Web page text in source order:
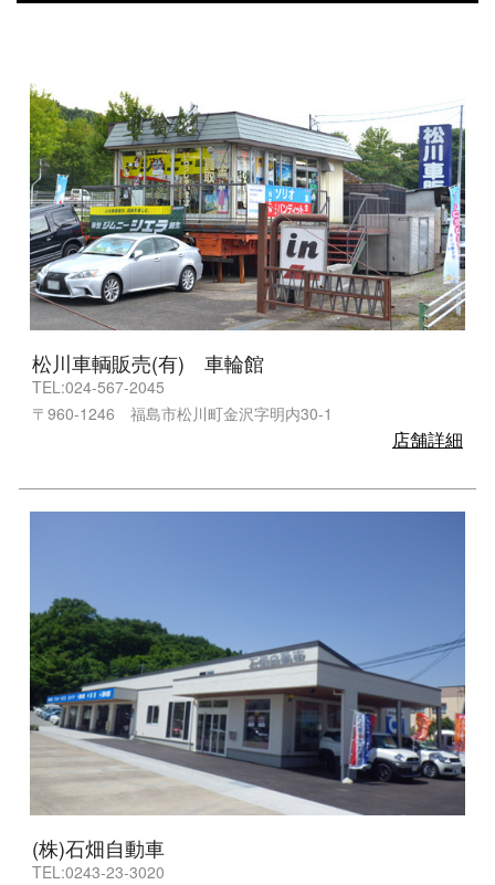
松川車輌販売(有) 車輪館
TEL:024-567-2045
〒960-1246 福島市松川町金沢字明内30-1
店舗詳細
(株)石畑自動車
TEL:0243-23-3020